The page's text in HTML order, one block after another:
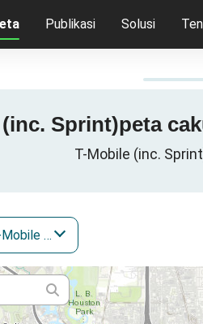
Publikasi Solusi
Sprint)peta
T-Mobile (inc.
T-Mobile (inc. Sprint)